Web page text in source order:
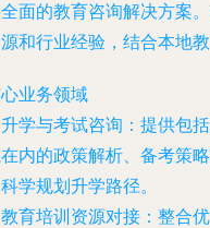
面的教育咨询解决方案
和行业经验，结合本地
业务领域
升学与考试咨询 ：提供包
内的政策解析、备考策
学规划升学路径。
教育培训资源对接 ：整合